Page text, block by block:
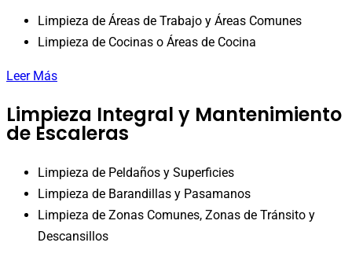
Limpieza de Áreas de Trabajo y Áreas Comunes
Limpieza de Cocinas o Áreas de Cocina
Leer Más
Limpieza Integral y Mantenimiento
de Escaleras
Limpieza de Peldaños y Superficies
Limpieza de Barandillas y Pasamanos
Limpieza de Zonas Comunes, Zonas de Tránsito y
Descansillos